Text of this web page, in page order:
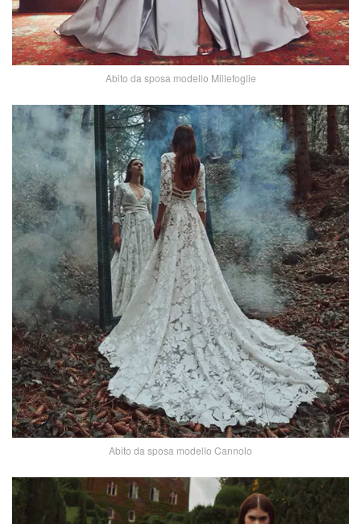
Abito da sposa modello Millefoglie
Abito da sposa modello Cannolo